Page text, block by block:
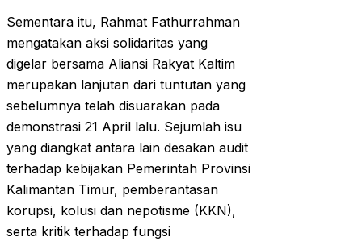
Sementara itu, Rahmat Fathurrahman
mengatakan aksi solidaritas yang
digelar bersama Aliansi Rakyat Kaltim
merupakan lanjutan dari tuntutan yang
sebelumnya telah disuarakan pada
demonstrasi 21 April lalu. Sejumlah isu
yang diangkat antara lain desakan audit
terhadap kebijakan Pemerintah Provinsi
Kalimantan Timur, pemberantasan
korupsi, kolusi dan nepotisme (KKN),
serta kritik terhadap fungsi